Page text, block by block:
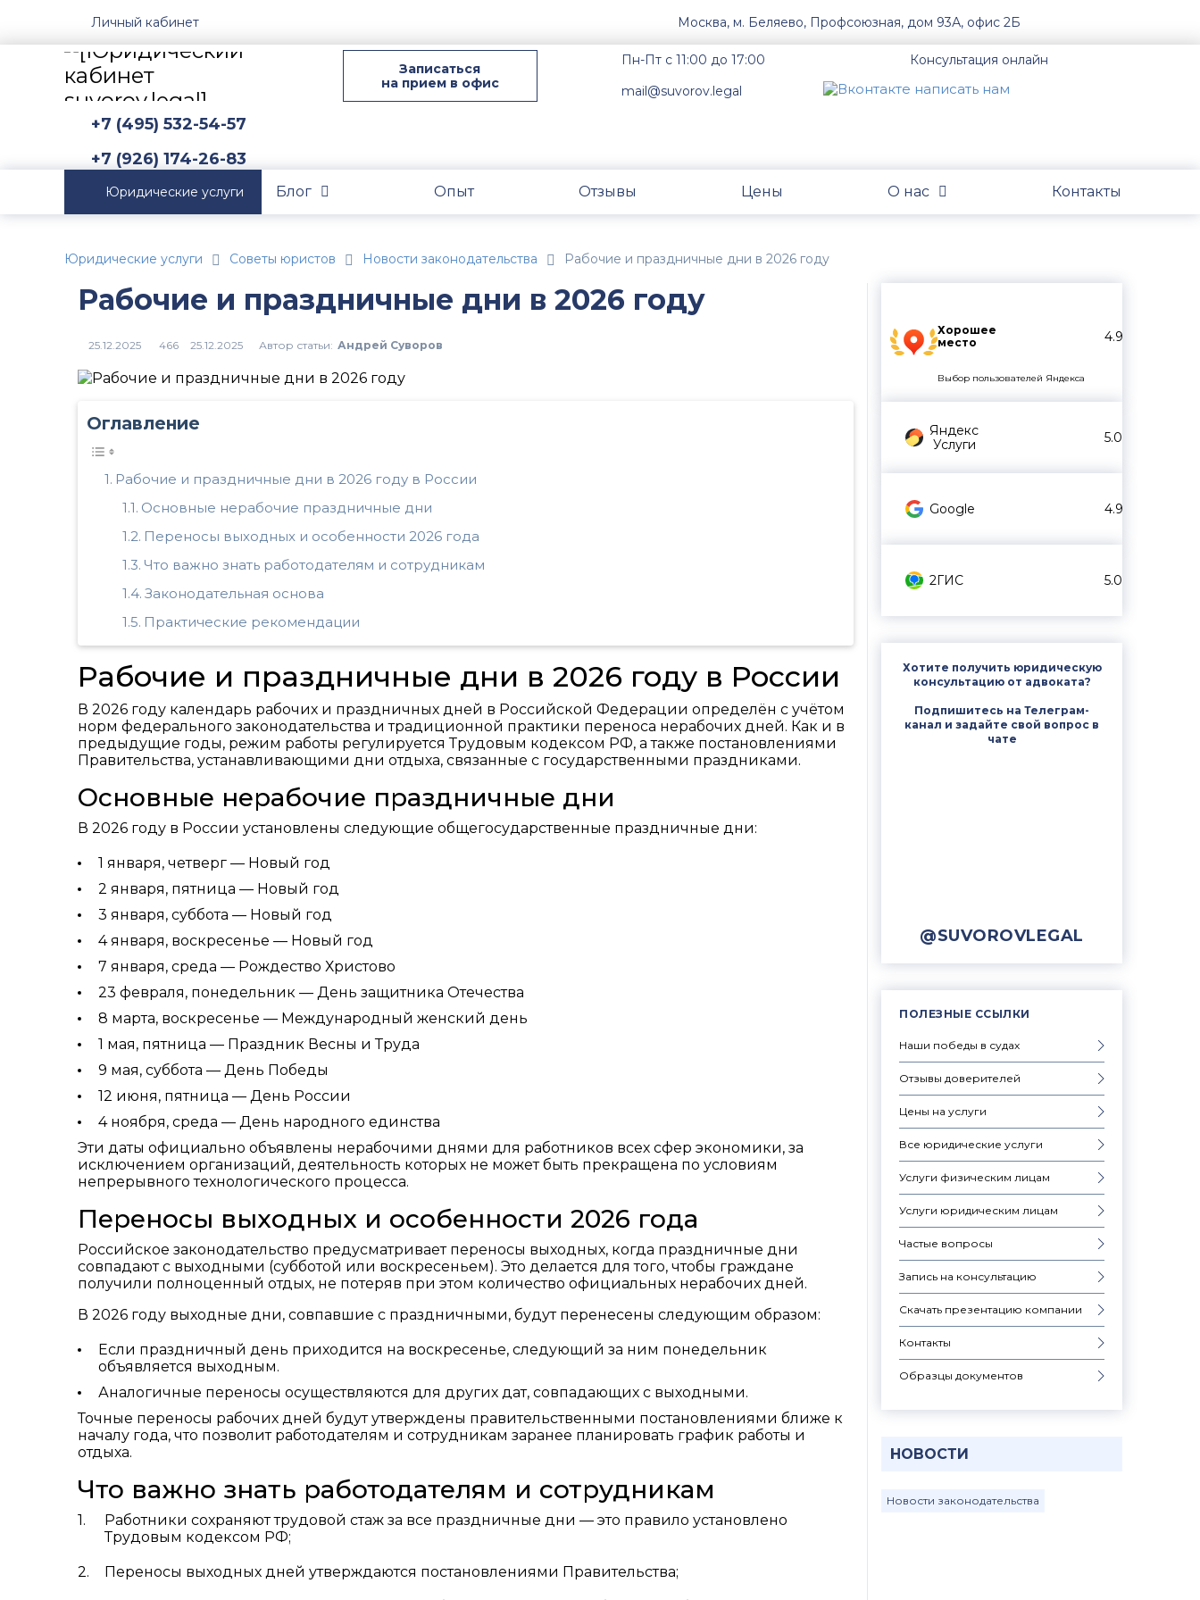
Личный кабинет Москва, м. Беляево, Профсоюзная, дом 93А, офис 2Б
Записаться
на прием в офис
Пн-Пт с 11:00 до 17:00
mail@suvorov.legal
Консультация онлайн
+7 (495) 532-54-57
+7 (926) 174-26-83
Юридические услуги Блог Опыт Отзывы Цены О нас Контакты
Юридические услуги Советы юристов Новости законодательства Рабочие и праздничные дни в 2026 году
Хорошее
место
4.9
Выбор пользователей Яндекса
Яндекс
Услуги
5.0
Google 4.9
2ГИС 5.0
Хотите получить юридическую
консультацию от адвоката?
Подпишитесь на Телеграм-
канал и задайте свой вопрос в
чате
@SUVOROVLEGAL
ПОЛЕЗНЫЕ ССЫЛКИ
Наши победы в судах
Отзывы доверителей
Цены на услуги
Все юридические услуги
Услуги физическим лицам
Услуги юридическим лицам
Частые вопросы
Запись на консультацию
Скачать презентацию компании
Контакты
Образцы документов
НОВОСТИ
Новости законодательства
Рабочие и праздничные дни в 2026 году
25.12.2025 466 Автор статьи: Андрей Суворов
Оглавление
Рабочие и праздничные дни в 2026 году в России
Основные нерабочие праздничные дни
Переносы выходных и особенности 2026 года
Что важно знать работодателям и сотрудникам
Законодательная основа
Практические рекомендации
Рабочие и праздничные дни в 2026 году в России
В 2026 году календарь рабочих и праздничных дней в Российской Федерации определён с учётом
норм федерального законодательства и традиционной практики переноса нерабочих дней. Как и в
предыдущие годы, режим работы регулируется Трудовым кодексом РФ, а также постановлениями
Правительства, устанавливающими дни отдыха, связанные с государственными праздниками.
Основные нерабочие праздничные дни
В 2026 году в России установлены следующие общегосударственные праздничные дни:
1 января, четверг — Новый год
2 января, пятница — Новый год
3 января, суббота — Новый год
4 января, воскресенье — Новый год
7 января, среда — Рождество Христово
23 февраля, понедельник — День защитника Отечества
8 марта, воскресенье — Международный женский день
1 мая, пятница — Праздник Весны и Труда
9 мая, суббота — День Победы
12 июня, пятница — День России
4 ноября, среда — День народного единства
Эти даты официально объявлены нерабочими днями для работников всех сфер экономики, за
исключением организаций, деятельность которых не может быть прекращена по условиям
непрерывного технологического процесса.
Переносы выходных и особенности 2026 года
Российское законодательство предусматривает переносы выходных, когда праздничные дни
совпадают с выходными (субботой или воскресеньем). Это делается для того, чтобы граждане
получили полноценный отдых, не потеряв при этом количество официальных нерабочих дней.
В 2026 году выходные дни, совпавшие с праздничными, будут перенесены следующим образом:
Если праздничный день приходится на воскресенье, следующий за ним понедельник
объявляется выходным.
Аналогичные переносы осуществляются для других дат, совпадающих с выходными.
Точные переносы рабочих дней будут утверждены правительственными постановлениями ближе к
началу года, что позволит работодателям и сотрудникам заранее планировать график работы и
отдыха.
Что важно знать работодателям и сотрудникам
Работники сохраняют трудовой стаж за все праздничные дни — это правило установлено
Трудовым кодексом РФ;
Переносы выходных дней утверждаются постановлениями Правительства;